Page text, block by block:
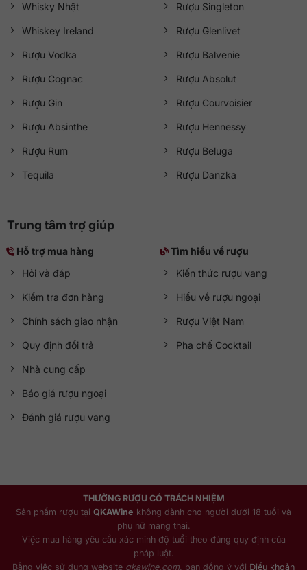
Whisky Nhật
Whiskey Ireland
Rượu Vodka
Rượu Cognac
Rượu Gin
Rượu Absinthe
Rượu Rum
Tequila
Rượu Singleton
Rượu Glenlivet
Rượu Balvenie
Rượu Absolut
Rượu Courvoisier
Rượu Hennessy
Rượu Beluga
Rượu Danzka
Trung tâm trợ giúp
Hỗ trợ mua hàng
Hỏi và đáp
Kiểm tra đơn hàng
Chính sách giao nhận
Quy định đổi trả
Nhà cung cấp
Báo giá rượu ngoại
Đánh giá rượu vang
Tìm hiểu về rượu
Kiến thức rượu vang
Hiểu về rượu ngoại
Rượu Việt Nam
Pha chế Cocktail
THƯỞNG RƯỢU CÓ TRÁCH NHIỆM
Sản phẩm rượu tại QKAWine không dành cho người dưới 18 tuổi và
phụ nữ mang thai.
Việc mua hàng yêu cầu xác minh độ tuổi theo đúng quy định của
pháp luật.
Bằng việc sử dụng website qkawine.com, bạn đồng ý với Điều khoản